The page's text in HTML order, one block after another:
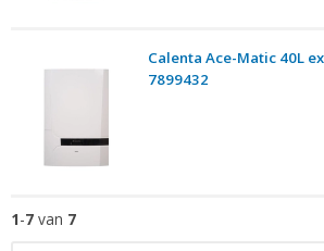
Calenta Ace-Matic 40L
7899432
1-7 van 7